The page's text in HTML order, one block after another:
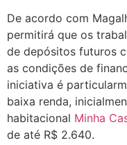
De acordo com
permitirá que os
de depósitos futuros
as condições de
iniciativa é
baixa renda,
habitacional Minha
de até R$ 2.640.